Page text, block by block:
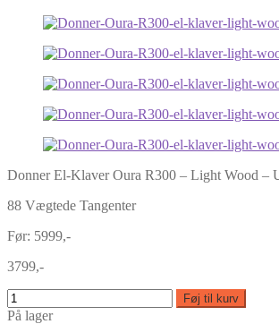
Donner El-Klaver Oura R300 – Light Wood –
88 Vægtede Tangenter
Før: 5999,-
3799,-
Føj til kurv
På lager